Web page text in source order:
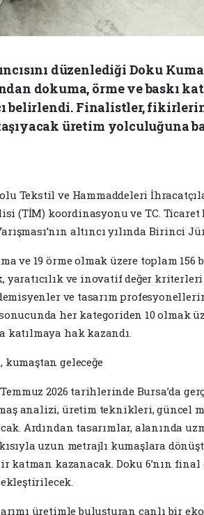
düzenlediği Doku
dokuma, örme ve baskı
belirlendi. Finalistler,
üretim yolculuğuna
Tekstil ve Hammaddeleri
(TİM) koordinasyonu ve T.C. Ticaret
altıncı yılında Birinci
ve 19 örme olmak üzere toplam
yaratıcılık ve inovatif değer
ve tasarım
her kategoriden 10 olmak
katılmaya hak kazandı.
geleceğe
2026 tarihlerinde Bursa’da
analizi, üretim teknikleri, güncel
Ardından tasarımlar, alanında
uzun metrajlı kumaşlara
kazanacak. Doku 6’nın final
üretimle buluşturan canlı bir